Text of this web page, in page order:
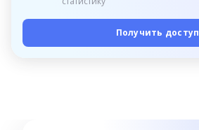
Получить доступ